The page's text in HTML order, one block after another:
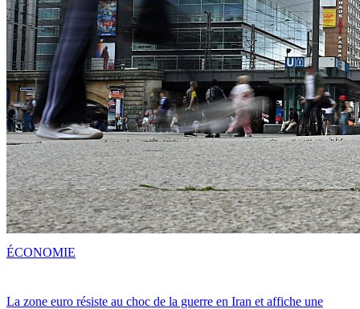
La zone euro résiste au choc de la guerre en Iran et affiche une
ÉCONOMIE